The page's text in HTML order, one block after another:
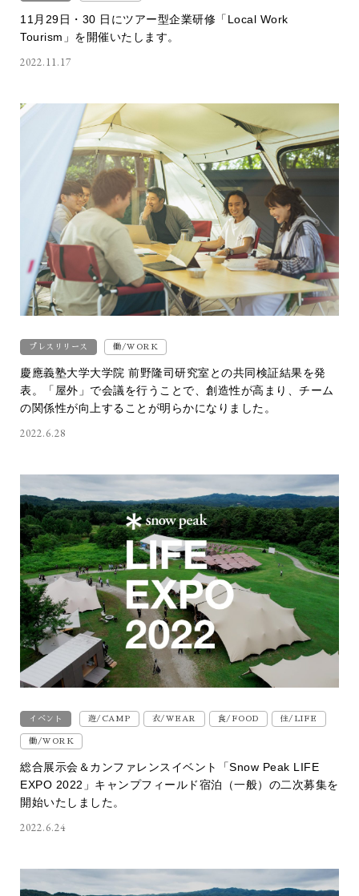
11月29日・30 日にツアー型企業研修「Local Work
Tourism」を開催いたします。
2022.11.17
プレスリリース 働/WORK
慶應義塾大学大学院 前野隆司研究室との共同検証結果を発
表。「屋外」で会議を行うことで、創造性が高まり、チーム
の関係性が向上することが明らかになりました。
2022.6.28
イベント 遊/CAMP 衣/WEAR 食/FOOD 住/LIFE
働/WORK
総合展示会＆カンファレンスイベント「Snow Peak LIFE
EXPO 2022」キャンプフィールド宿泊（一般）の二次募集を
開始いたしました。
2022.6.24